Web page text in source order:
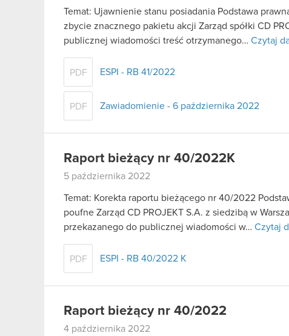
Temat: Ujawnienie stanu posiadania Podstawa
zbycie znacznego pakietu akcji Zarząd spółki CD
publicznej wiadomości treść otrzymanego… Czytaj
PDF ESPI - RB 41/2022
PDF Zawiadomienie - 6 października 2022
Raport bieżący nr 40/2022K
5 października 2022
Temat: Korekta raportu bieżącego nr 40/2022
poufne Zarząd CD PROJEKT S.A. z siedzibą w
przekazanego do publicznej wiadomości w… Czytaj
PDF ESPI - RB 40/2022 K
Raport bieżący nr 40/2022
4 października 2022